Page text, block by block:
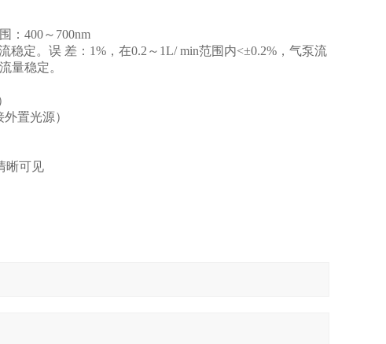
：400～700nm
定。误 差：1%，在0.2～1L/ min范围内<±0.2%，气泵流
量稳定。
置光源）
晰可见